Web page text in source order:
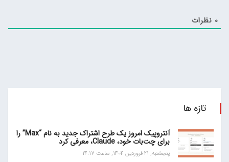
0 نظرات
تازه ها
آنتروپیک امروز یک طرح اشتراک جدید به نام “Max” را
برای چت‌بات خود، Claude، معرفی کرد
پنجشنبه, 21 فروردین 1404, ساعت 14:17